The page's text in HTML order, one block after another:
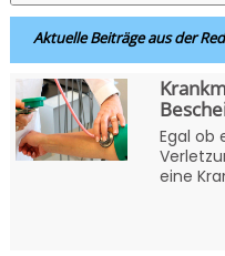
Aktuelle Beiträge aus der
Egal ob
eine